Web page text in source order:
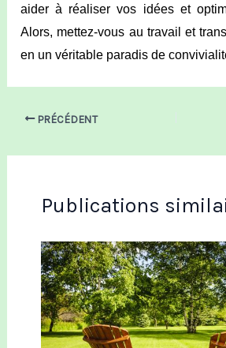
aider à réaliser vos idées et
Alors, mettez-vous au travail et
en un véritable paradis de
PRÉCÉDENT
Publications